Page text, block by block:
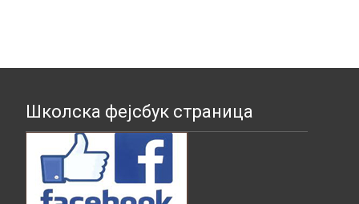
Школска фејсбук страница